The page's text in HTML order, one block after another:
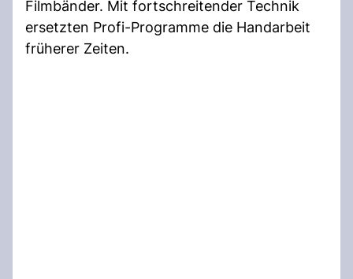
Filmbänder. Mit fortschreitender Technik
ersetzten Profi-Programme die Handarbeit
früherer Zeiten.